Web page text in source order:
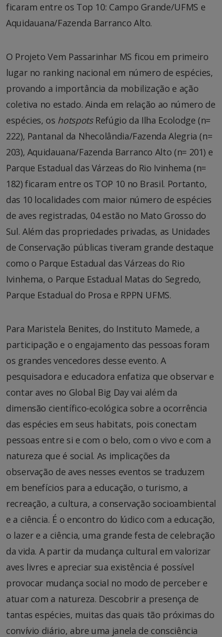
ficaram entre os Top 10: Campo Grande/UFMS e
Aquidauana/Fazenda Barranco Alto.
O Projeto Vem Passarinhar MS ficou em primeiro
lugar no ranking nacional em número de espécies,
provando a importância da mobilização e ação
coletiva no estado. Ainda em relação ao número de
espécies, os hotspotsRefúgio da Ilha Ecolodge (n=
222), Pantanal da Nhecolândia/Fazenda Alegria (n=
203), Aquidauana/Fazenda Barranco Alto (n= 201) e
Parque Estadual das Várzeas do Rio Ivinhema (n=
182) ficaram entre os TOP 10 no Brasil. Portanto,
das 10 localidades com maior número de espécies
de aves registradas, 04 estão no Mato Grosso do
Sul. Além das propriedades privadas, as Unidades
de Conservação públicas tiveram grande destaque
como o Parque Estadual das Várzeas do Rio
Ivinhema, o Parque Estadual Matas do Segredo,
Parque Estadual do Prosa e RPPN UFMS.
Para Maristela Benites, do Instituto Mamede, a
participação e o engajamento das pessoas foram
os grandes vencedores desse evento. A
pesquisadora e educadora enfatiza que observar e
contar aves no Global Big Day vai além da
dimensão científico-ecológica sobre a ocorrência
das espécies em seus habitats, pois conectam
pessoas entre si e com o belo, com o vivo e com a
natureza que é social. As implicações da
observação de aves nesses eventos se traduzem
em benefícios para a educação, o turismo, a
recreação, a cultura, a conservação socioambiental
e a ciência. É o encontro do lúdico com a educação,
o lazer e a ciência, uma grande festa de celebração
da vida. A partir da mudança cultural em valorizar
aves livres e apreciar sua existência é possível
provocar mudança social no modo de perceber e
atuar com a natureza. Descobrir a presença de
tantas espécies, muitas das quais tão próximas do
convívio diário, abre uma janela de consciência